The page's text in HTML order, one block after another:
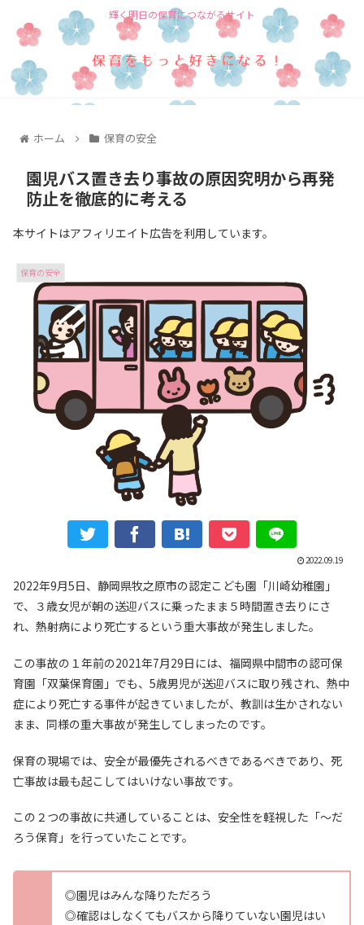
輝く明日の保育につながるサイト
ホーム 保育の安全
園児バス置き去り事故の原因究明から再発
防止を徹底的に考える
本サイトはアフィリエイト広告を利用しています。
保育の安全
2022.09.19
2022年9月5日、静岡県牧之原市の認定こども園「川崎幼稚園」
で、３歳女児が朝の送迎バスに乗ったまま５時間置き去りにさ
れ、熱射病により死亡するという重大事故が発生しました。
この事故の１年前の2021年7月29日には、福岡県中間市の認可保
育園「双葉保育園」でも、5歳男児が送迎バスに取り残され、熱中
症により死亡する事件が起きていましたが、教訓は生かされない
まま、同様の重大事故が発生してしまったのです。
保育の現場では、安全が最優先されるべきであるべきであり、死
亡事故は最も起こしてはいけない事故です。
この２つの事故に共通していることは、安全性を軽視した「～だ
ろう保育」を行っていたことです。
◎園児はみんな降りただろう
◎確認はしなくてもバスから降りていない園児はい